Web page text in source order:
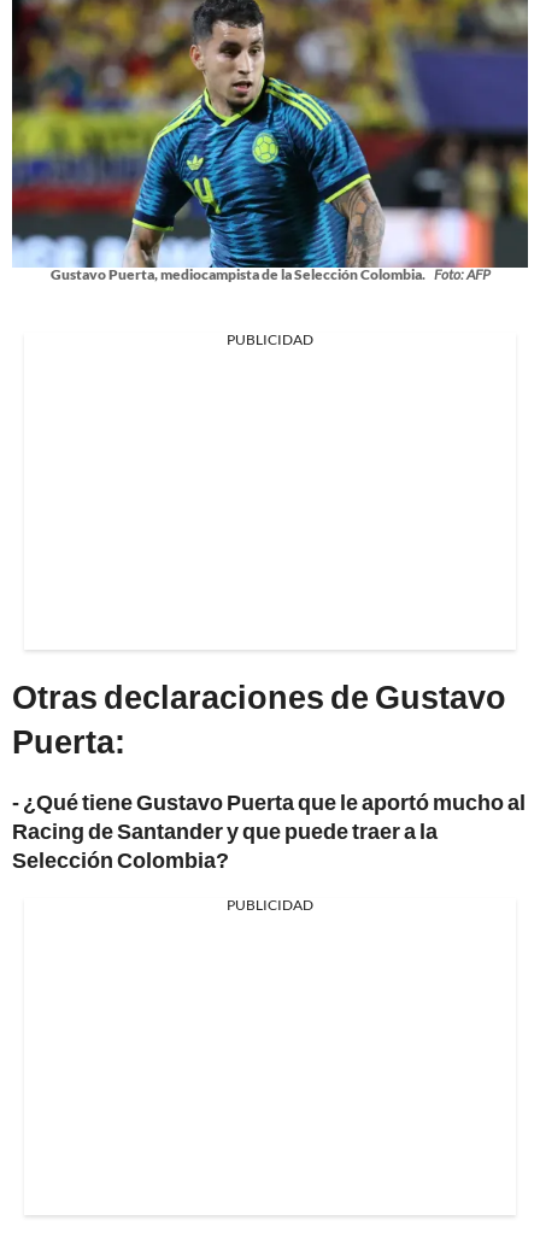
Gustavo Puerta, mediocampista de la Selección Colombia. Foto: AFP
PUBLICIDAD
Otras declaraciones de Gustavo
Puerta:
- ¿Qué tiene Gustavo Puerta que le aportó mucho al
Racing de Santander y que puede traer a la
Selección Colombia?
PUBLICIDAD